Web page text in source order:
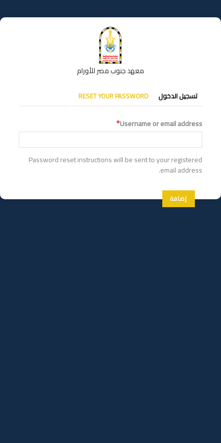
إلى
المحتوى
معهد جنوب مصر للأورام
التبويبات
الأساسية
تسجيل الدخول RESET YOUR PASSWORD
Username or email address
Password reset instructions will be sent to your registered
email address.